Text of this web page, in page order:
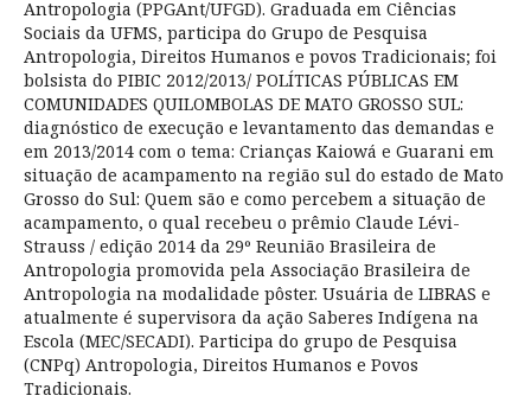
Antropologia (PPGAnt/UFGD). Graduada em Ciências
Sociais da UFMS, participa do Grupo de Pesquisa
Antropologia, Direitos Humanos e povos Tradicionais; foi
bolsista do PIBIC 2012/2013/ POLÍTICAS PÚBLICAS EM
COMUNIDADES QUILOMBOLAS DE MATO GROSSO SUL:
diagnóstico de execução e levantamento das demandas e
em 2013/2014 com o tema: Crianças Kaiowá e Guarani em
situação de acampamento na região sul do estado de Mato
Grosso do Sul: Quem são e como percebem a situação de
acampamento, o qual recebeu o prêmio Claude Lévi-
Strauss / edição 2014 da 29º Reunião Brasileira de
Antropologia promovida pela Associação Brasileira de
Antropologia na modalidade pôster. Usuária de LIBRAS e
atualmente é supervisora da ação Saberes Indígena na
Escola (MEC/SECADI). Participa do grupo de Pesquisa
(CNPq) Antropologia, Direitos Humanos e Povos
Tradicionais.